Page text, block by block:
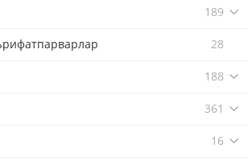
189
28
188
361
16